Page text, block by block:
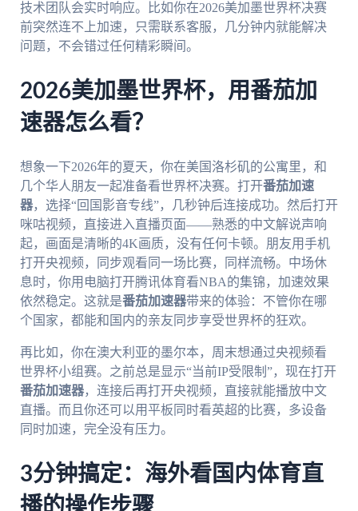
技术团队会实时响应。比如你在2026美加墨世界杯决赛
前突然连不上加速，只需联系客服，几分钟内就能解决
问题，不会错过任何精彩瞬间。
2026美加墨世界杯，用番茄加
速器怎么看？
想象一下2026年的夏天，你在美国洛杉矶的公寓里，和
几个华人朋友一起准备看世界杯决赛。打开番茄加速
器，选择“回国影音专线”，几秒钟后连接成功。然后打开
咪咕视频，直接进入直播页面——熟悉的中文解说声响
起，画面是清晰的4K画质，没有任何卡顿。朋友用手机
打开央视频，同步观看同一场比赛，同样流畅。中场休
息时，你用电脑打开腾讯体育看NBA的集锦，加速效果
依然稳定。这就是番茄加速器带来的体验：不管你在哪
个国家，都能和国内的亲友同步享受世界杯的狂欢。
再比如，你在澳大利亚的墨尔本，周末想通过央视频看
世界杯小组赛。之前总是显示“当前IP受限制”，现在打开
番茄加速器，连接后再打开央视频，直接就能播放中文
直播。而且你还可以用平板同时看英超的比赛，多设备
同时加速，完全没有压力。
3分钟搞定：海外看国内体育直
播的操作步骤